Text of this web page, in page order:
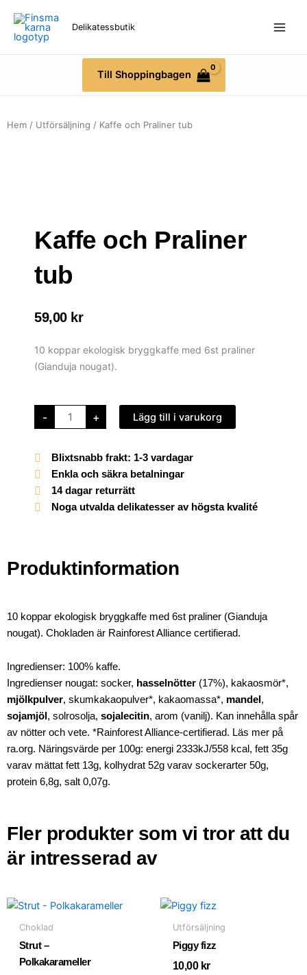
innehåll
Delikatessbutik
Till Shoppingbagen
Hem / Utförsäljning / Kaffe och Praliner tub
Kaffe och Praliner
tub
59,00 kr
10 koppar ekologisk bryggkaffe med 6st praliner
(Gianduja nougat).
-
Kaffe
och
Praliner
+ Lägg till i varukorg
Blixtsnabb frakt: 1-3 vardagar
Enkla och säkra betalningar
14 dagar returrätt
Noga utvalda delikatesser av högsta kvalité
Produktinformation
10 koppar ekologisk bryggkaffe med 6st praliner (Gianduja
nougat). Chokladen är Rainforest Alliance certifierad.
Ingredienser: 100% kaffe.
Ingredienser nougat: socker, hasselnötter (17%), kakaosmör*,
mjölkpulver, skumkakaopulver*, kakaomassa*, mandel ,
sojamjöl , solrosolja, sojalecitin, arom (vanilj). Kan innehålla spår
av nötter och vete. *Rainforest Alliance-certifierad. Läs mer på
ra.org. Näringsvärde per 100g: energi 2333kJ/558 kcal, fett 35g
varav mättat fett 13g, kolhydrat 52g varav sockerarter 50g,
protein 6,8g, salt 0,07g.
Fler produkter som vi tror att du
är intresserad av
Choklad
Strut –
Polkakarameller
Strut
-
Polkakarameller
mängd Utförsäljning
Piggy fizz
10,00 kr
Piggy
fizz
mängd